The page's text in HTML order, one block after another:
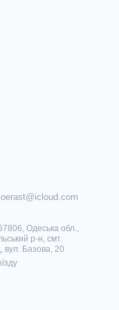
Одеська обл.,
р-н, смт.
вул. Базова, 20